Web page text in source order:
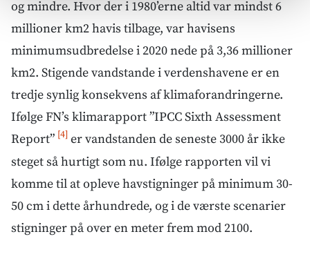
og mindre. Hvor der i 1980’erne altid var mindst 6
millioner km2 havis tilbage, var havisens
minimumsudbredelse i 2020 nede på 3,36 millioner
km2. Stigende vandstande i verdenshavene er en
tredje synlig konsekvens af klimaforandringerne.
Ifølge FN’s klimarapport ”IPCC Sixth Assessment
Report” [4] er vandstanden de seneste 3000 år ikke
steget så hurtigt som nu. Ifølge rapporten vil vi
komme til at opleve havstigninger på minimum 30-
50 cm i dette århundrede, og i de værste scenarier
stigninger på over en meter frem mod 2100.